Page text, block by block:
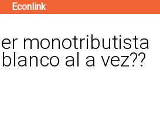
Econlink
al a vez??